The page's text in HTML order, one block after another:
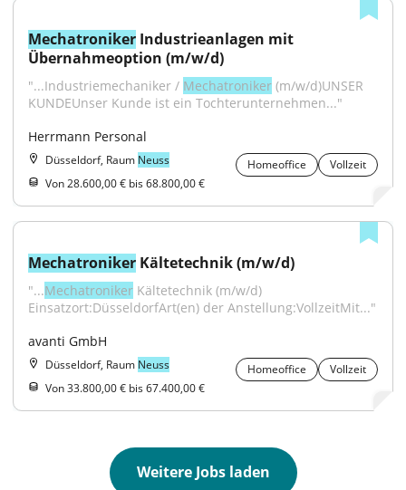
Mechatroniker Industrieanlagen mit
Übernahmeoption (m/w/d)
"...Industriemechaniker / Mechatroniker (m/w/d)UNSER
KUNDEUnser Kunde ist ein Tochterunternehmen..."
Herrmann Personal
Düsseldorf, Raum Neuss Homeoffice
Vollzeit
Von 28.600,00 € bis 68.800,00 €
Mechatroniker Kältetechnik (m/w/d)
"...Mechatroniker Kältetechnik (m/w/d)
Einsatzort:DüsseldorfArt(en) der Anstellung:VollzeitMit..."
avanti GmbH
Düsseldorf, Raum Neuss Homeoffice
Vollzeit
Von 33.800,00 € bis 67.400,00 €
Weitere Jobs laden